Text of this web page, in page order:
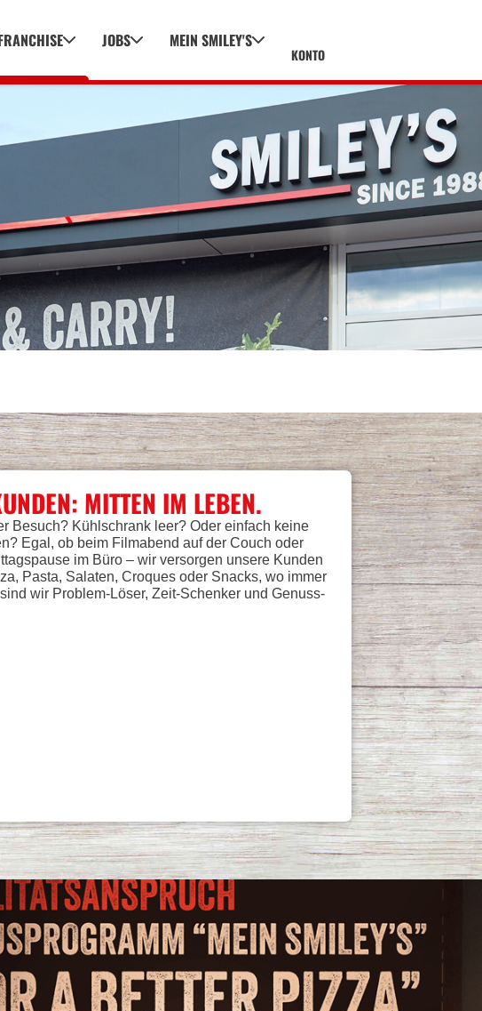
JOBS MEIN SMILEY'S
KONTO
MITTEN IM LEBEN.
Besuch? Kühlschrank leer? Oder einfach keine
Egal, ob beim Filmabend auf der Couch oder
im Büro – wir versorgen unsere Kunden
Pasta, Salaten, Croques oder Snacks, wo immer
wir Problem-Löser, Zeit-Schenker und Genuss-